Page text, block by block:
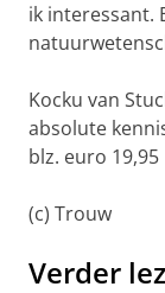
ik interessant.
Kocku van
absolute
blz. euro 19,95
(c) Trouw
Verder